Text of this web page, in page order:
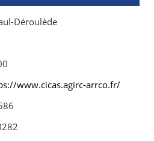
Déroulède
www.cicas.agirc-arrco.fr/